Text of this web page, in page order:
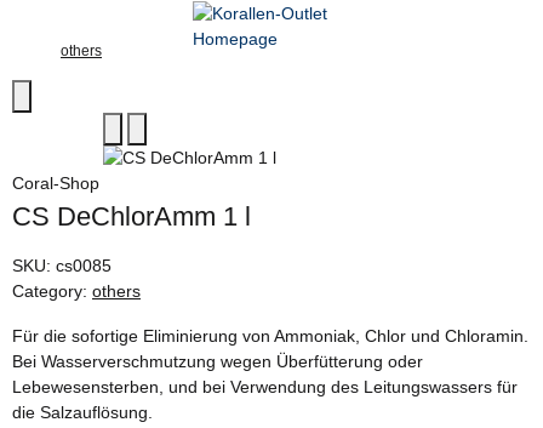
others
Coral-Shop
CS DeChlorAmm 1 l
SKU: cs0085
Category: others
Für die sofortige Eliminierung von Ammoniak, Chlor und Chloramin.
Bei Wasserverschmutzung wegen Überfütterung oder
Lebewesensterben, und bei Verwendung des Leitungswassers für
die Salzauflösung.